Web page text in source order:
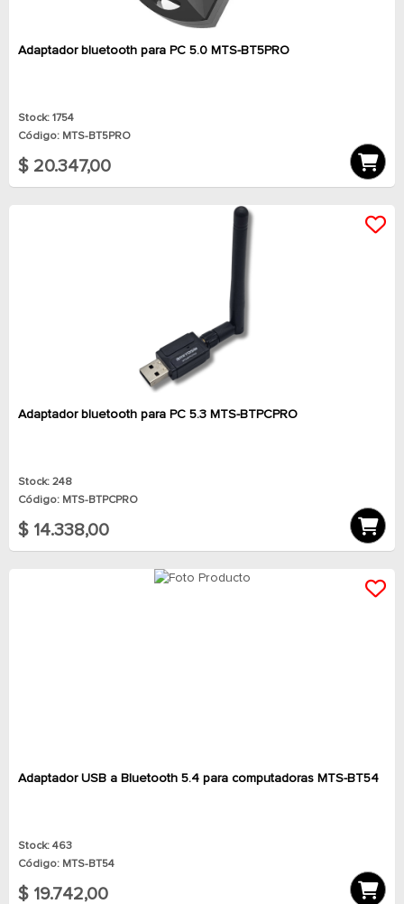
Adaptador bluetooth para PC 5.0 MTS-BT5PRO
Stock: 1754
Código: MTS-BT5PRO
$ 20.347,00
Adaptador bluetooth para PC 5.3 MTS-BTPCPRO
Stock: 248
Código: MTS-BTPCPRO
$ 14.338,00
Adaptador USB a Bluetooth 5.4 para computadoras MTS-BT54
Stock: 463
Código: MTS-BT54
$ 19.742,00